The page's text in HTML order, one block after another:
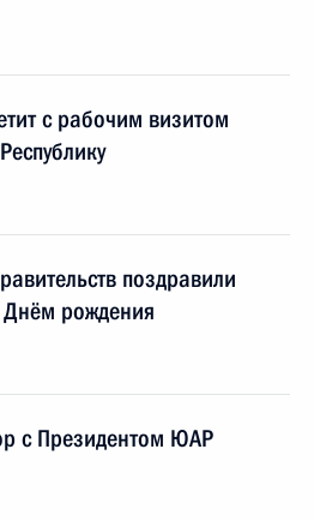
с рабочим визитом
поздравили
рождения
с Президентом ЮАР